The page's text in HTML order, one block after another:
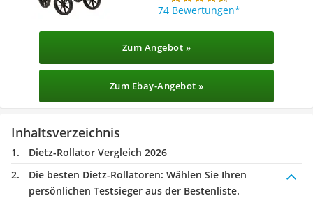
74 Bewertungen
Zum Angebot »
Zum Ebay-Angebot »
Inhaltsverzeichnis
Dietz-Rollator Vergleich 2026
Die besten Dietz-Rollatoren: Wählen Sie Ihren
persönlichen Testsieger aus der Bestenliste.